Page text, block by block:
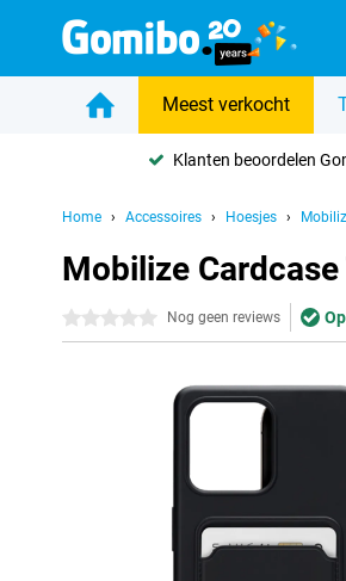
Meest verkocht
Klanten beoordelen
Home Accessoires Hoesjes
Mobilize
0 sterren Nog geen reviews